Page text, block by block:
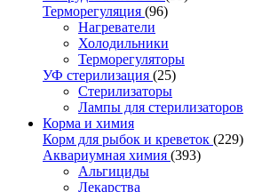
Терморегуляция (96)
Нагреватели
Холодильники
Терморегуляторы
УФ стерилизация (25)
Стерилизаторы
Лампы для стерилизаторов
Корма и химия
Корм для рыбок и креветок (229)
Аквариумная химия (393)
Альгициды
Лекарства